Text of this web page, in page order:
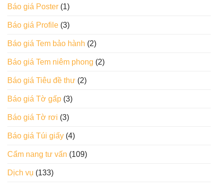
Báo giá Poster (1)
Báo giá Profile (3)
Báo giá Tem bảo hành (2)
Báo giá Tem niêm phong (2)
Báo giá Tiêu đề thư (2)
Báo giá Tờ gấp (3)
Báo giá Tờ rơi (3)
Báo giá Túi giấy (4)
Cẩm nang tư vấn (109)
Dịch vụ (133)